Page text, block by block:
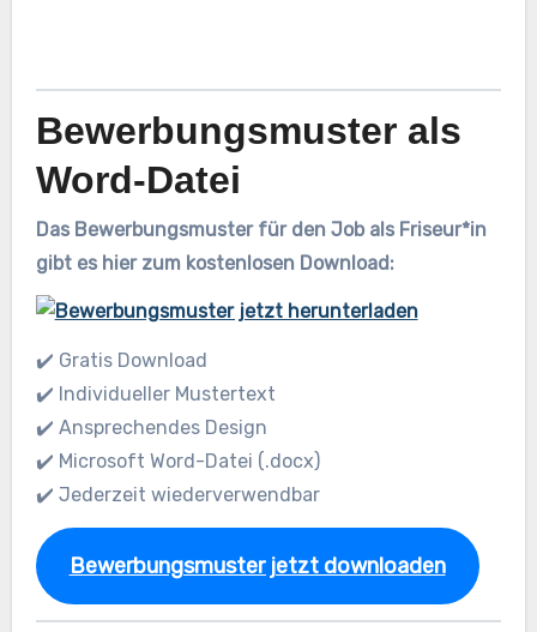
Bewerbungsmuster als
Word-Datei
Das Bewerbungsmuster für den Job als Friseur*in
gibt es hier zum kostenlosen Download:
✔️ Gratis Download
✔️ Individueller Mustertext
✔️ Ansprechendes Design
✔️ Microsoft Word-Datei (.docx)
✔️ Jederzeit wiederverwendbar
Bewerbungsmuster jetzt downloaden